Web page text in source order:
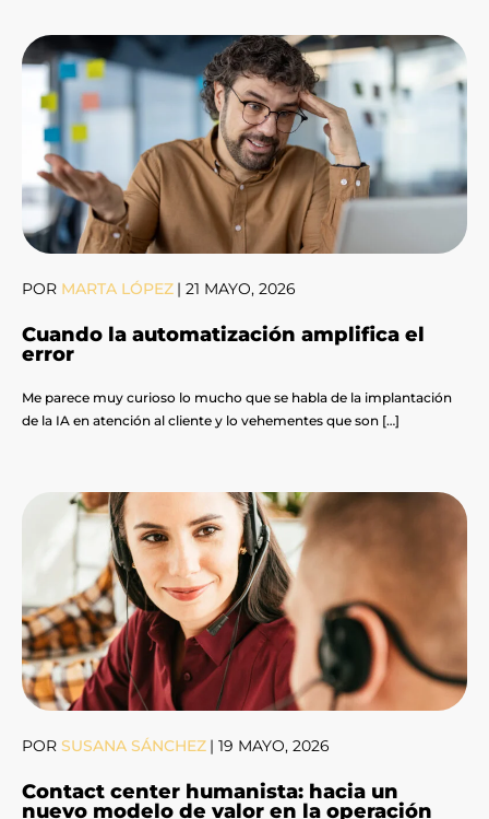
POR MARTA LÓPEZ | 21 MAYO, 2026
Cuando la automatización amplifica el
error
Me parece muy curioso lo mucho que se habla de la implantación
de la IA en atención al cliente y lo vehementes que son […]
POR SUSANA SÁNCHEZ | 19 MAYO, 2026
Contact center humanista: hacia un
nuevo modelo de valor en la operación